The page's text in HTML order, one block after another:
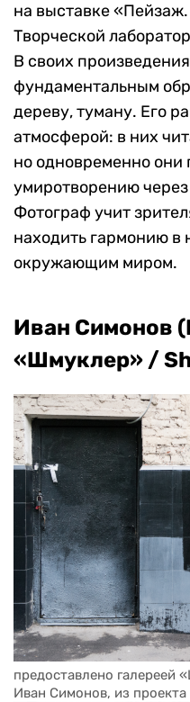
на выставке
Творческой
В своих
фундаментальным
дереву, туману. Его
атмосферой: в них
но одновременно они
умиротворению
Фотограф учит
находить гармонию в
окружающим миром.
Иван Симонов
«Шмуклер» /
предоставлено галереей
Иван Симонов, из